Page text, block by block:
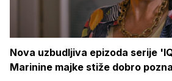
Nova uzbudljiva epizoda serije
Marinine majke stiže dobro